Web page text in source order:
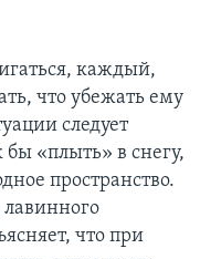
каждый,
что убежать ему
следует
«плыть» в снегу,
пространство.
лавинного
что при